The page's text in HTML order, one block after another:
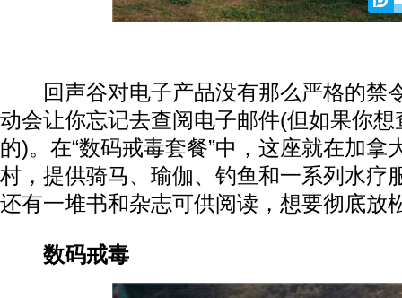
回声谷对电子产品没有那么严格的禁
动会让你忘记去查阅电子邮件(但如果你
的)。在“数码戒毒套餐”中，这座就在加拿
村，提供骑马、瑜伽、钓鱼和一系列水疗
还有一堆书和杂志可供阅读，想要彻底放
数码戒毒